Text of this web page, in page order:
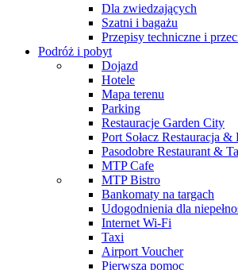
Dla zwiedzających
Szatni i bagażu
Przepisy techniczne i
Podróż i pobyt
Dojazd
Hotele
Mapa terenu
Parking
Restauracje Garden City
Port Sołacz Restauracja &
Pasodobre Restaurant &
MTP Cafe
MTP Bistro
Bankomaty na targach
Udogodnienia dla
Internet Wi-Fi
Taxi
Airport Voucher
Pierwsza pomoc